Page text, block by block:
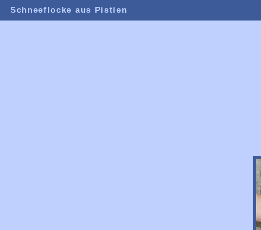
Schneeflocke aus Pistien